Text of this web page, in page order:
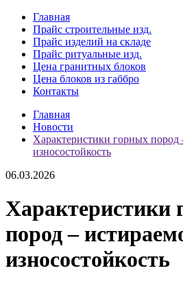
Главная
Прайс строительные изд.
Прайс изделий на складе
Прайс ритуальные изд.
Цена гранитных блоков
Цена блоков из габбро
Контакты
Главная
Новости
Характеристики горных пород
износостойкость
06.03.2026
Характеристики
пород –
износостойкость